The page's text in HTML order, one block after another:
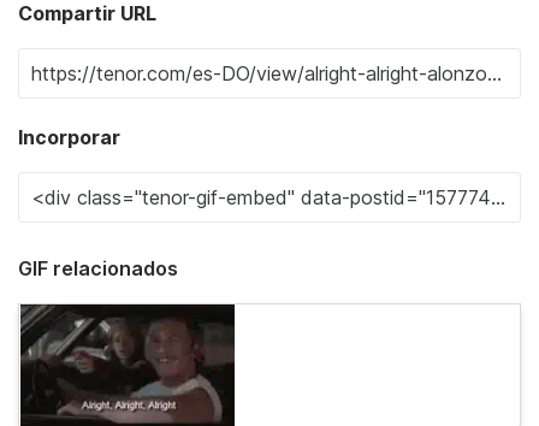
Compartir URL
Incorporar
GIF relacionados